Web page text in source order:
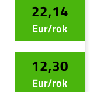
22,14
Eur/rok
12,30
Eur/rok